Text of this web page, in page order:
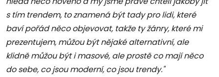
s tím trendem, to znamená být tady pro lidi, které
baví pořád něco objevovat, takže ty žánry, které mi
prezentujem, můžou být nějaké alternativní, ale
klidně můžou být i masové, ale prostě co mají něco
do sebe, co jsou moderní, co jsou trendy."